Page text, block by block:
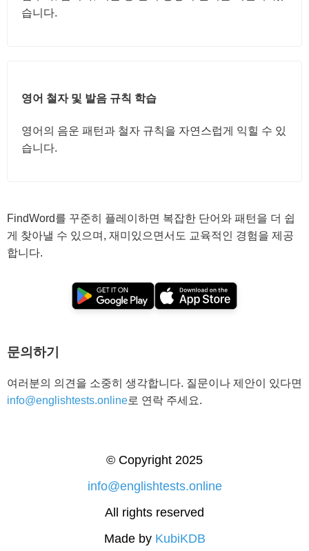
습니다.
영어 철자 및 발음 규칙 학습
영어의 음운 패턴과 철자 규칙을 자연스럽게 익힐 수 있
습니다.
FindWord를 꾸준히 플레이하면 복잡한 단어와 패턴을 더 쉽
게 찾아낼 수 있으며, 재미있으면서도 교육적인 경험을 제공
합니다.
문의하기
여러분의 의견을 소중히 생각합니다. 질문이나 제안이 있다면
info@englishtests.online로 연락 주세요.
© Copyright 2025
info@englishtests.online
All rights reserved
Made by KubiKDB